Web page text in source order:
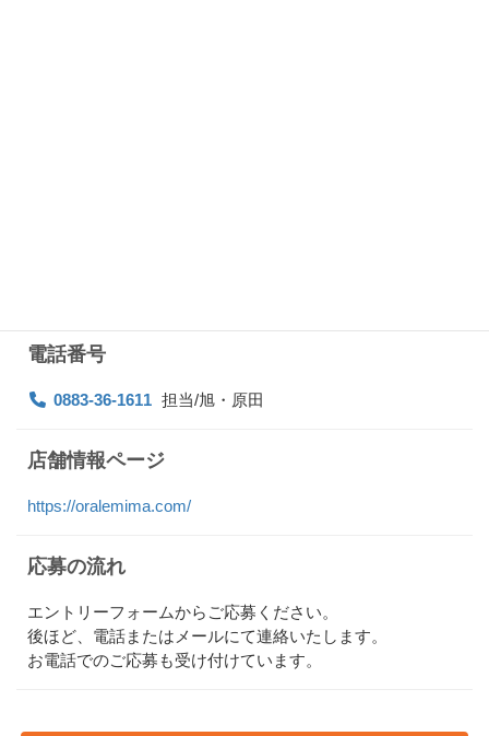
電話番号
0883-36-1611 担当/旭・原田
店舗情報ページ
https://oralemima.com/
応募の流れ
エントリーフォームからご応募ください。
後ほど、電話またはメールにて連絡いたします。
お電話でのご応募も受け付けています。